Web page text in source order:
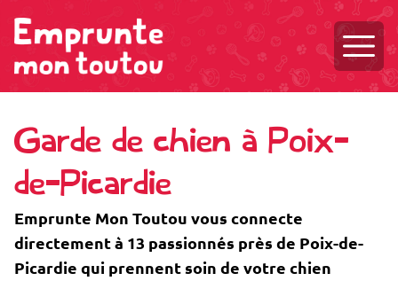
Garde de chien à Poix-
de-Picardie
Emprunte Mon Toutou vous connecte
directement à 13 passionnés près de Poix-de-
Picardie qui prennent soin de votre chien